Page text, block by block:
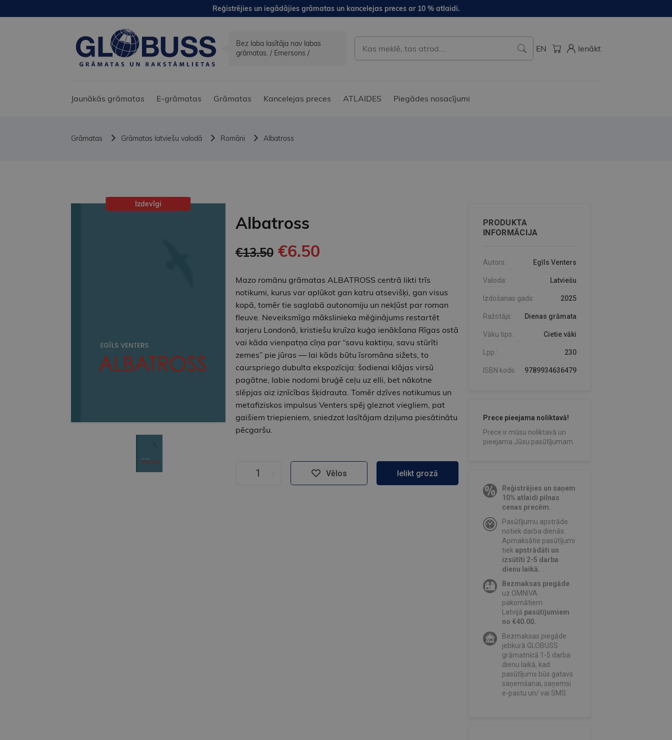
Reģistrējies un iegādājies grāmatas un kancelejas preces ar 10 % atlaidi.
Bez laba lasītāja nav labas
grāmatas. / Emersons /
EN Ienākt
Jaunākās grāmatas E-grāmatas Grāmatas Kancelejas preces ATLAIDES Piegādes nosacījumi
Grāmatas Grāmatas latviešu valodā Romāni Albatross
Izdevīgi
Albatross
€13.50€6.50
Mazo romānu grāmatas ALBATROSS centrā likti trīs
notikumi, kurus var aplūkot gan katru atsevišķi, gan visus
kopā, tomēr tie saglabā autonomiju un nekļūst par roman
fleuve. Neveiksmīga mākslinieka mēģinājums restartēt
karjeru Londonā, kristiešu kruīza kuģa ienākšana Rīgas ostā
vai kāda vienpatņa cīņa par “savu kaktiņu, savu stūrīti
zemes” pie jūras — lai kāds būtu īsromāna sižets, to
caurspriego dubulta ekspozīcija: šodienai klājas virsū
pagātne, labie nodomi bruģē ceļu uz elli, bet nākotne
slēpjas aiz iznīcības šķidrauta. Tomēr dzīves notikumus un
metafiziskos impulsus Venters spēj gleznot viegliem, pat
gaišiem triepieniem, sniedzot lasītājam dziļuma piesātinātu
pēcgaršu.
Vēlos Ielikt grozā
PRODUKTA
INFORMĀCIJA
Autors: Egīls Venters
Valoda: Latviešu
Izdošanas gads: 2025
Ražotājs: Dienas grāmata
Vāku tips: Cietie vāki
Lpp.: 230
ISBN kods: 9789934636479
Prece pieejama noliktavā!
Prece ir mūsu noliktavā un
pieejama Jūsu pasūtījumam.
Reģistrējies un saņem
10% atlaidi pilnas
cenas precēm.
Pasūtījumu apstrāde
notiek darba dienās.
Apmaksātie pasūtījumi
tiekapstrādāti un
izsūtīti 2-5 darba
dienu laikā.
Bezmaksas piegāde
uz OMNIVA
pakomātiem
Latvijā pasūtījumiem
no €40.00.
Bezmaksas piegāde
jebkurā GLOBUSS
grāmatnīcā 1-5 darba
dienu laikā, kad
pasūtījums būs gatavs
saņemšanai, saņemsi
e-pastu un/ vai SMS.